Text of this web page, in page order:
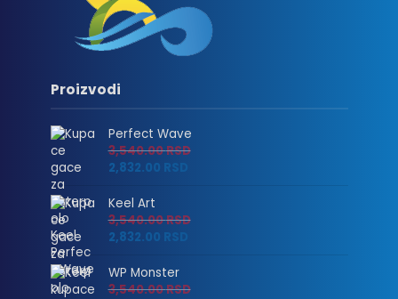
Proizvodi
Perfect Wave
3,540.00RSD
2,832.00 RSD
Keel Art
3,540.00RSD
2,832.00 RSD
WP Monster
3,540.00RSD